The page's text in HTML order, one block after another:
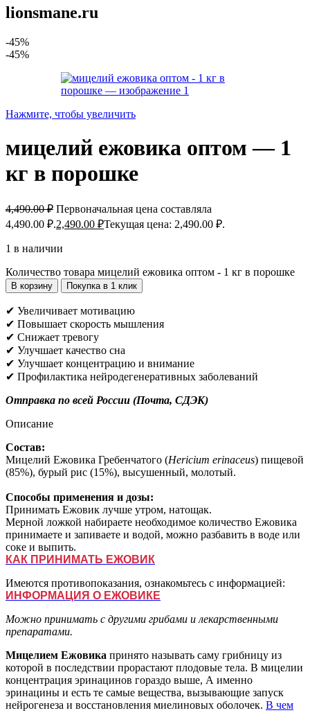
lionsmane.ru
-45%
-45%
Нажмите, чтобы увеличить
мицелий ежовика оптом — 1
кг в порошке
4,490.00₽ Первоначальная цена составляла
4,490.00 ₽.2,490.00 ₽Текущая цена: 2,490.00 ₽.
1 в наличии
Количество товара мицелий ежовика оптом - 1 кг в порошке
В корзину Покупка в 1 клик
✔ Увеличивает мотивацию
✔ Повышает скорость мышления
✔ Снижает тревогу
✔ Улучшает качество сна
✔ Улучшает концентрацию и внимание
✔ Профилактика нейродегенеративных заболеваний
Отправка по всей России (Почта, СДЭК)
Описание
Состав:
Мицелий Ежовика Гребенчатого (Hericium erinaceus) пищевой
(85%), бурый рис (15%), высушенный, молотый.
Способы применения и дозы:
Принимать Ежовик лучше утром, натощак.
Мерной ложкой набираете необходимое количество Ежовика
принимаете и запиваете и водой, можно разбавить в воде или
соке и выпить.
КАК ПРИНИМАТЬ ЕЖОВИК
Имеются противопоказания, ознакомьтесь с информацией:
ИНФОРМАЦИЯ О ЕЖОВИКЕ
Можно принимать с другими грибами и лекарственными
препаратами.
Мицелием Ежовика принято называть саму грибницу из
которой в последствии прорастают плодовые тела. В мицелии
концентрация эринацинов гораздо выше, А именно
эринацины и есть те самые вещества, вызывающие запуск
нейрогенеза и восстановления миелиновых оболочек. В чем